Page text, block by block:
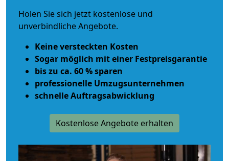
Holen Sie sich jetzt kostenlose und
unverbindliche Angebote.
Keine versteckten Kosten
Sogar möglich mit einer Festpreisgarantie
bis zu ca. 60 % sparen
professionelle Umzugsunternehmen
schnelle Auftragsabwicklung
Kostenlose Angebote erhalten